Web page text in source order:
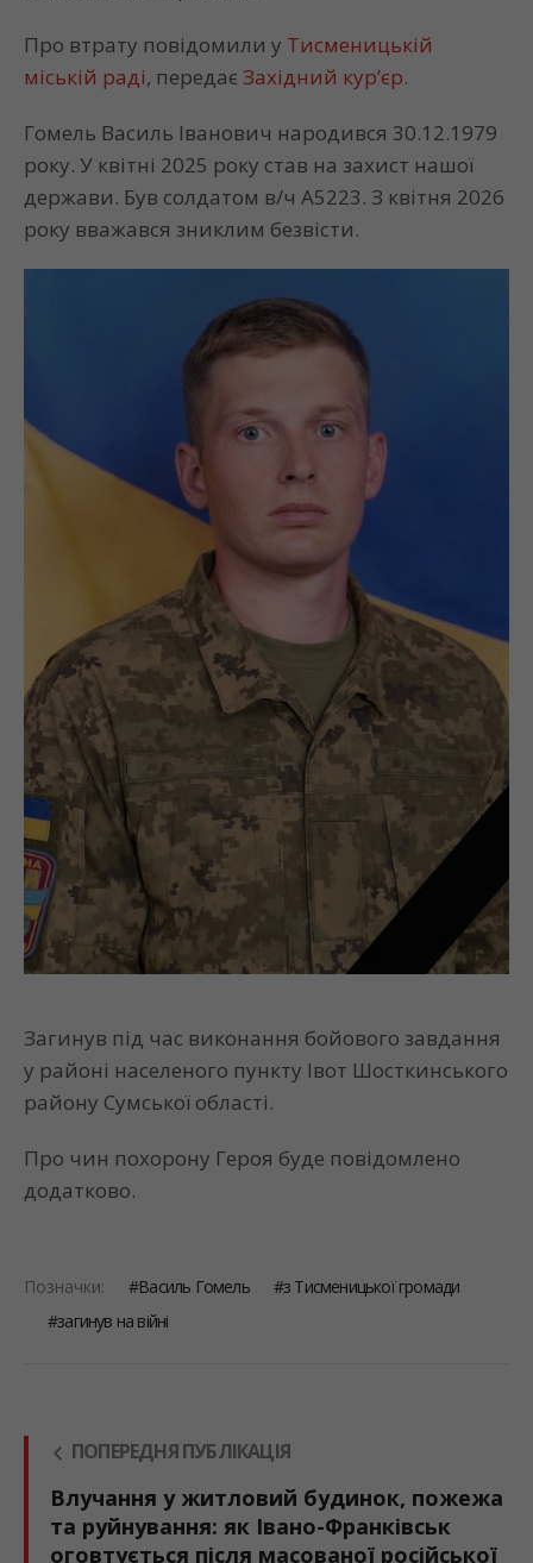
Про втрату повідомили у Тисменицькій
міській раді, передає Західний кур’єр.
Гомель Василь Іванович народився 30.12.1979
року. У квітні 2025 року став на захист нашої
держави. Був солдатом в/ч А5223. З квітня 2026
року вважався зниклим безвісти.
Загинув під час виконання бойового завдання
у районі населеного пункту Івот Шосткинського
району Сумської області.
Про чин похорону Героя буде повідомлено
додатково.
Позначки: Василь Гомель
з Тисменицької громади
загинув на війні
ПОПЕРЕДНЯ ПУБЛІКАЦІЯ
Влучання у житловий будинок, пожежа
та руйнування: як Івано-Франківськ
оговтується після масованої російської